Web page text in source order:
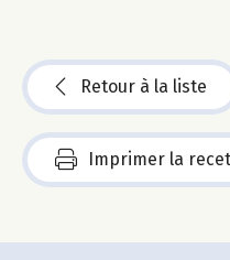
Retour à la liste
Imprimer la